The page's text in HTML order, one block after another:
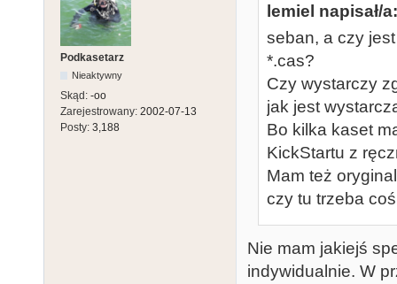
Podkasetarz
Nieaktywny
Skąd: -oo
Zarejestrowany: 2002-07-13
Posty: 3,188
lemiel napisał/a:
seban, a czy
*.cas?
Czy wystarczy
jak jest
Bo kilka kaset
KickStartu z
Mam też
czy tu trzeba
Nie mam jakiejś
indywidualnie. W